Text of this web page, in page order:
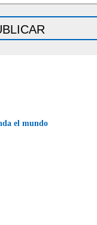
el mundo